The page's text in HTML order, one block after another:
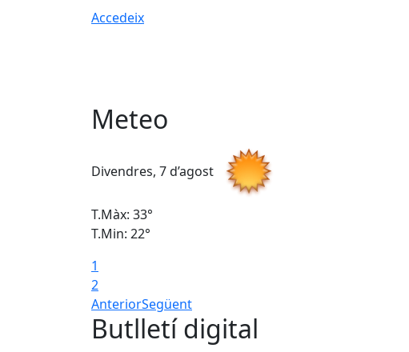
Accedeix
Meteo
Divendres, 7 d’agost
T.Màx: 33°
T.Min: 22°
1
2
AnteriorSegüent
Butlletí digital